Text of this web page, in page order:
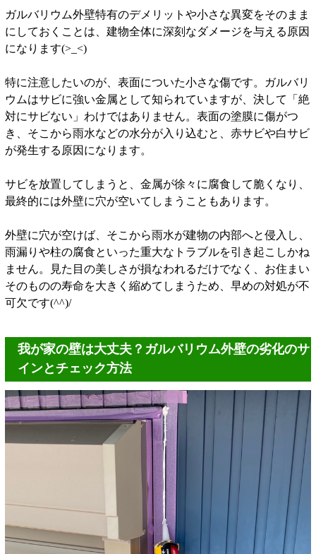
ガルバリウム外壁特有のデメリットや小さな異変をそのまま
にしておくことは、建物全体に深刻なダメージを与える原因
になります(>_<)
特に注意したいのが、表面についた小さな傷です。ガルバリ
ウムはサビに強い金属として知られていますが、決して「絶
対にサビない」わけではありません。表面の塗膜に傷がつ
き、そこから雨水などの水分が入り込むと、赤サビや白サビ
が発生する原因になります。
サビを放置してしまうと、金属が徐々に腐食して脆くなり、
最終的には外壁に穴が空いてしまうこともあります。
外壁に穴が空けば、そこから雨水が建物の内部へと侵入し、
雨漏りや柱の腐食といった重大なトラブルを引き起こしかね
ません。見た目の美しさが損なわれるだけでなく、お住まい
そのものの寿命を大きく縮めてしまうため、早めの対処が不
可欠です(^^)/
我が家の壁は大丈夫？ガルバリウム外壁の劣化のサ
インとチェック方法